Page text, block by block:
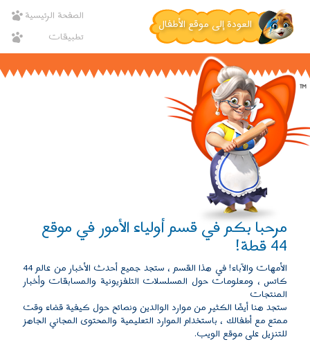
إلى
الرئيسي
العودة إلى موقع الأطفال Genitori
الصفحة الرئيسية
تطبيقات
مرحبا بكم في قسم أولياء الأمور في موقع
44 قطة!
الأمهات والآباء! في هذا القسم ، ستجد جميع أحدث الأخبار من عالم 44
كاتس ، ومعلومات حول المسلسلات التلفزيونية والمسابقات وأخبار
المنتجات
ستجد هنا أيضًا الكثير من موارد الوالدين ونصائح حول كيفية قضاء وقت
ممتع مع أطفالك ، باستخدام الموارد التعليمية والمحتوى المجاني الجاهز
للتنزيل على موقع الويب.